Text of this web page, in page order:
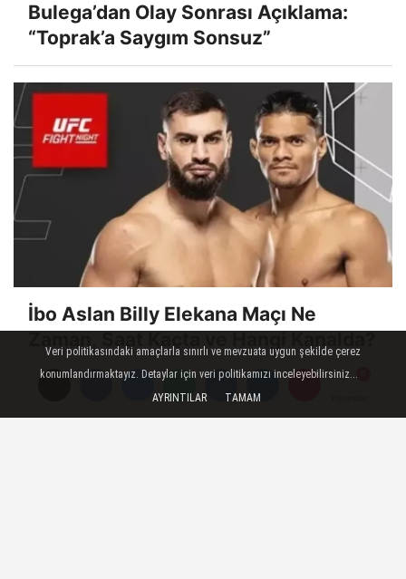
Bulega’dan Olay Sonrası Açıklama:
“Toprak’a Saygım Sonsuz”
İbo Aslan Billy Elekana Maçı Ne
Veri politikasındaki amaçlarla sınırlı ve mevzuata uygun şekilde çerez
konumlandırmaktayız. Detaylar için veri politikamızı inceleyebilirsiniz...
AYRINTILAR
TAMAM